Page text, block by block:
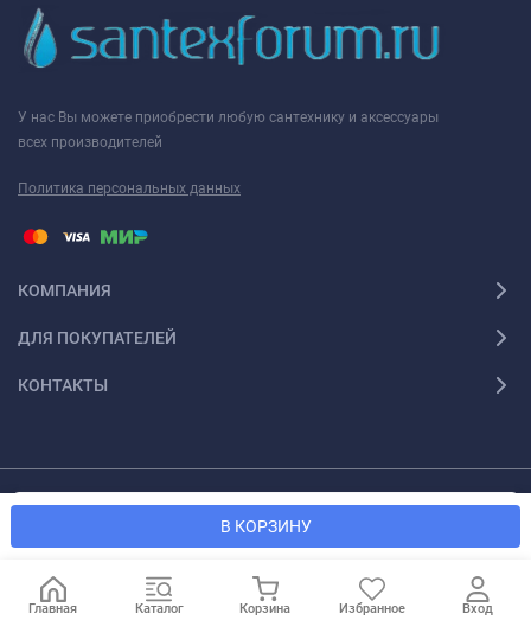
В КОРЗИНУ
У нас Вы можете приобрести любую сантехнику и аксессуары
всех производителей
Политика персональных данных
КОМПАНИЯ
ДЛЯ ПОКУПАТЕЛЕЙ
КОНТАКТЫ
Главная Каталог Корзина Избранное Вход